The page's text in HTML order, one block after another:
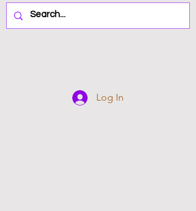
Log In